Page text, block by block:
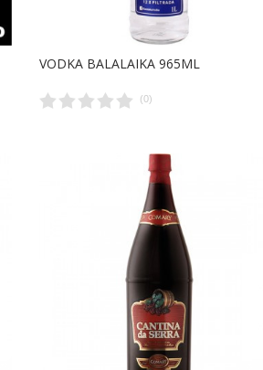
VODKA BALALAIKA 965ML
(0)